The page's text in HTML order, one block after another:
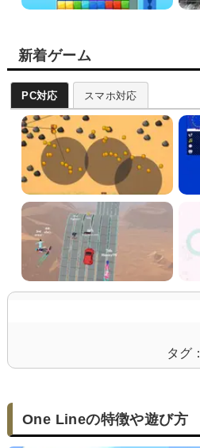
新着ゲーム
PC対応 スマホ対応
タグ
One Lineの特徴や遊び方